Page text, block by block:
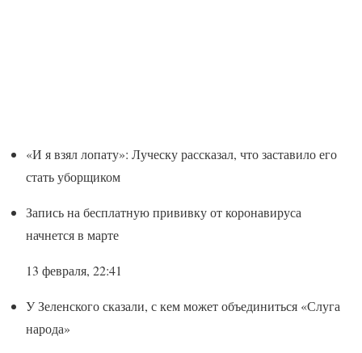
«И я взял лопату»: Луческу рассказал, что заставило его
стать уборщиком
Запись на бесплатную прививку от коронавируса
начнется в марте
13 февраля, 22:41
У Зеленского сказали, с кем может объединиться «Слуга
народа»